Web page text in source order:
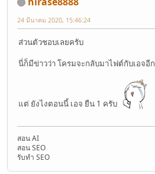
24 มีนาคม 2020, 15:46:24
ส่วนตัวชอบเลยครับ
นี่ก็มีข่าวว่า โครมจะกลับมาไฟต์กับเอจอีก
แต่ ยังไงตอนนี้ เอจ ยืน 1 ครับ
สอน AI
สอน SEO
รับทำ SEO